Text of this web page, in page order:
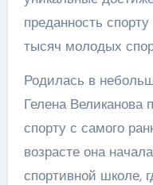
преданность
тысяч молодых
Родилась в
Гелена Великанова
спорту с самого
возрасте она
спортивной школе,